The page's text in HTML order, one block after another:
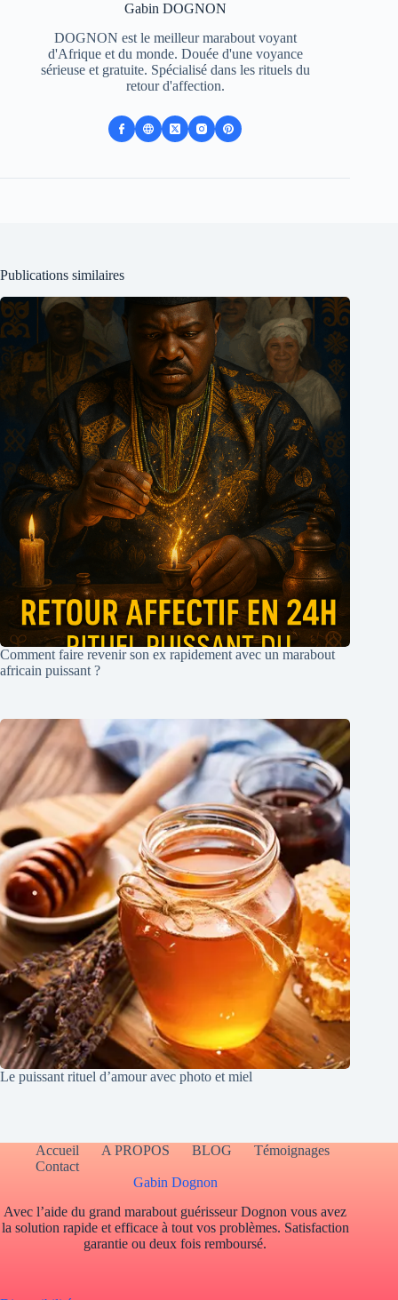
Gabin DOGNON
DOGNON est le meilleur marabout voyant
d'Afrique et du monde. Douée d'une voyance
sérieuse et gratuite. Spécialisé dans les rituels du
retour d'affection.
Publications similaires
Comment faire revenir son ex rapidement avec un marabout
africain puissant ?
Le puissant rituel d’amour avec photo et miel
Accueil A PROPOS BLOG
Témoignages
Contact
Gabin Dognon
Avec l’aide du grand marabout guérisseur Dognon vous avez
la solution rapide et efficace à tout vos problèmes. Satisfaction
garantie ou deux fois remboursé.